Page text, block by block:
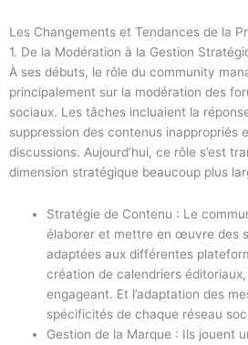
Les Changements et Tendances de la
1. De la Modération à la Gestion
À ses débuts, le rôle du community
principalement sur la modération des
sociaux. Les tâches incluaient la
suppression des contenus inappropriés
discussions. Aujourd’hui, ce rôle s’est
dimension stratégique beaucoup plus
Stratégie de Contenu : Le
élaborer et mettre en œuvre des
adaptées aux différentes
création de calendriers
engageant. Et l’adaptation des
spécificités de chaque réseau
Gestion de la Marque : Ils jouent